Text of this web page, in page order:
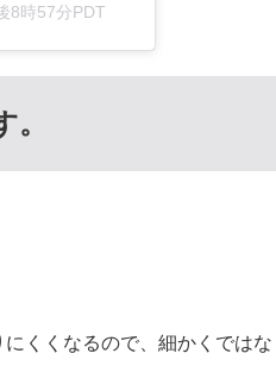
8時57分PDT
くくなるので、細かくでは